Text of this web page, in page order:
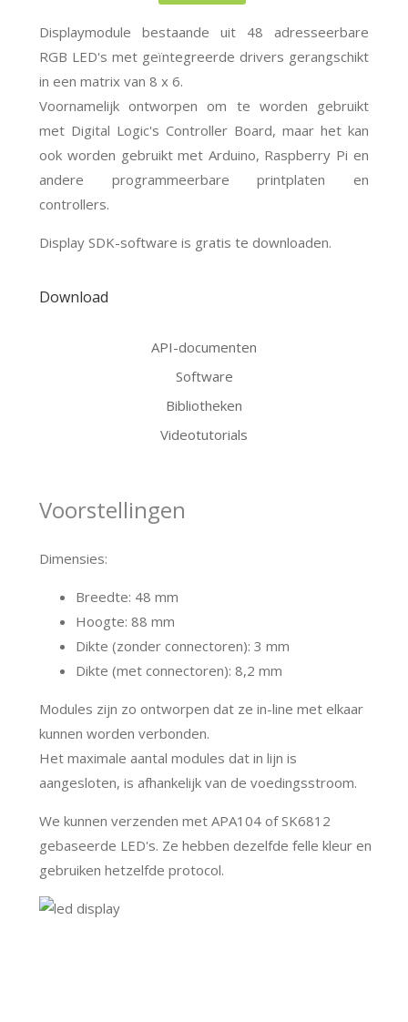
Displaymodule bestaande uit 48 adresseerbare
RGB LED's met geïntegreerde drivers gerangschikt
in een matrix van 8 x 6.
Voornamelijk ontworpen om te worden gebruikt
met Digital Logic's Controller Board, maar het kan
ook worden gebruikt met Arduino, Raspberry Pi en
andere programmeerbare printplaten en
controllers.
Display SDK-software is gratis te downloaden.
Download
API-documenten
Software
Bibliotheken
Videotutorials
Voorstellingen
Dimensies:
Breedte: 48 mm
Hoogte: 88 mm
Dikte (zonder connectoren): 3 mm
Dikte (met connectoren): 8,2 mm
Modules zijn zo ontworpen dat ze in-line met elkaar
kunnen worden verbonden.
Het maximale aantal modules dat in lijn is
aangesloten, is afhankelijk van de voedingsstroom.
We kunnen verzenden met APA104 of SK6812
gebaseerde LED's. Ze hebben dezelfde felle kleur en
gebruiken hetzelfde protocol.